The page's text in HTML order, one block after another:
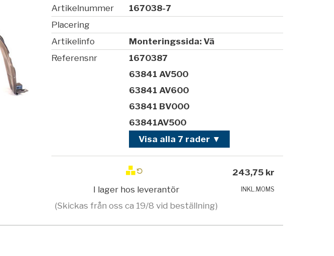
Artikelnummer
167038-7
Placering
Artikelinfo
Monteringssida: Vä
Referensnr
1670387
63841 AV500
63841 AV600
63841 BV000
63841AV500
Visa alla 7 rader ▼
I lager hos leverantör
(Skickas från oss ca 19/8 vid beställning)
243,75 kr
INKL.MOMS